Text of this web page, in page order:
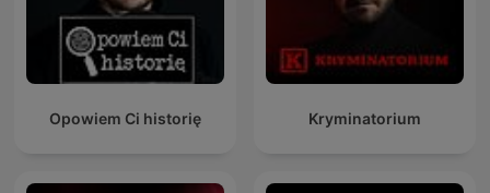
Opowiem Ci historię Kryminatorium